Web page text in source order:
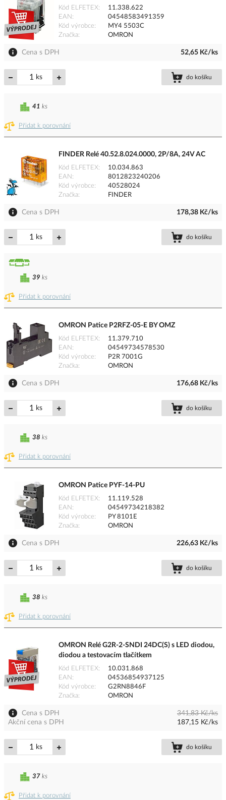
Kód ELFETEX
11.338.622
EAN
04548583491359
Kód výrobce
MY4 5503C
Značka
OMRON
Cena s DPH 52,65 Kč/ks
ks do košíku
Přidat k porovnání
41 ks
FINDER Relé 40.52.8.024.0000, 2P/8A, 24V AC
Kód ELFETEX
10.034.863
EAN
8012823240206
Kód výrobce
40528024
Značka
FINDER
Cena s DPH 178,38 Kč/ks
ks do košíku
Přidat k porovnání
39 ks
OMRON Patice P2RFZ-05-E BY OMZ
Kód ELFETEX
11.379.710
EAN
04549734578530
Kód výrobce
P2R 7001G
Značka
OMRON
Cena s DPH 176,68 Kč/ks
ks do košíku
Přidat k porovnání
38 ks
OMRON Patice PYF-14-PU
Kód ELFETEX
11.119.528
EAN
04549734218382
Kód výrobce
PY 8101E
Značka
OMRON
Cena s DPH 226,63 Kč/ks
ks do košíku
Přidat k porovnání
38 ks
OMRON Relé G2R-2-SNDI 24DC(S) s LED diodou,
diodou a testovacím tlačítkem
Kód ELFETEX
10.031.868
EAN
04536854937125
Kód výrobce
G2RN8846F
Značka
OMRON
Cena s DPH
341,83 Kč/ks
Akční cena s DPH
187,15 Kč/ks
ks do košíku
Přidat k porovnání
37 ks